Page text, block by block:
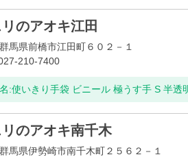
のアオキ江田
馬県前橋市江田町６０２－１
210-7400
:使いきり手袋 ビニール 極うす手 S 半透
リのアオキ南千木
馬県伊勢崎市南千木町２５６２－１